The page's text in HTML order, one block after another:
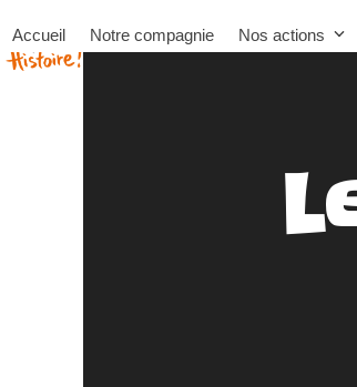
to
content
Accueil Notre compagnie Nos actions